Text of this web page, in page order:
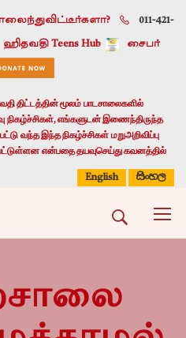
011-421-
ஹிதவதி Teens Hub சைபர்
திட்டத்தின் மூலம் பாடசாலைகளில்
நிகழ்ச்சிகள், எங்களுடன் இணைந்திருந்த
வந்த இந்த நிகழ்ச்சிகள் மறுஅறிவிப்பு
என்பதை தயவுசெய்து கவனத்தில்
English
සිංහල